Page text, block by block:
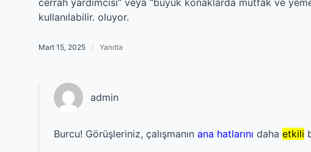
cerrah yardımcısı” veya “büyük konaklarda mutfak ve
kullanılabilir. oluyor.
Mart 15, 2025 Yanıtla
admin
Burcu! Görüşleriniz, çalışmanın ana hatlarını daha etkili